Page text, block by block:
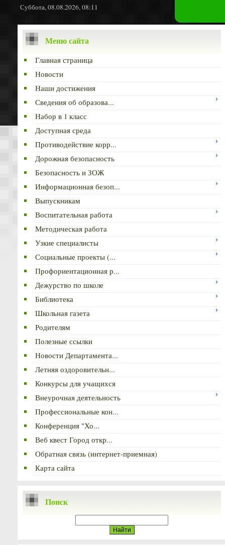
Суббота, 08.08.2026, 08:11
Меню сайта
Главная страница
Новости
Наши достижения
Сведения об образова...
Набор в 1 класс
Доступная среда
Противодействие корр...
Дорожная безопасность
Безопасность и ЗОЖ
Информационная безоп...
Выпускникам
Воспитательная работа
Методическая работа
Узкие специалисты
Социальные проекты (...
Профориентационная р...
Дежурство по школе
Библиотека
Школьная газета
Родителям
Полезные ссылки
Новости Департамента...
Летняя оздоровительн...
Конкурсы для учащихся
Внеурочная деятельность
Профессиональные кон...
Конференция "Хо...
Веб квест Город откр...
Обратная связь (интернет-приемная)
Карта сайта
Поиск